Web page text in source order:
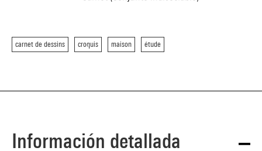
carnet de dessins croquis maison étude
Información detallada